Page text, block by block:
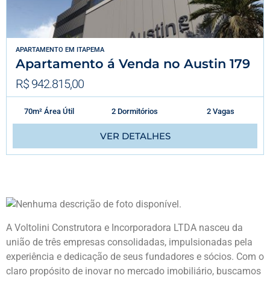
APARTAMENTO EM ITAPEMA
Apartamento á Venda no Austin 179
R$ 942.815,00
70m² Área Útil 2 Dormitórios 2 Vagas
VER DETALHES
A Voltolini Construtora e Incorporadora LTDA nasceu da
união de três empresas consolidadas, impulsionadas pela
experiência e dedicação de seus fundadores e sócios. Com o
claro propósito de inovar no mercado imobiliário, buscamos